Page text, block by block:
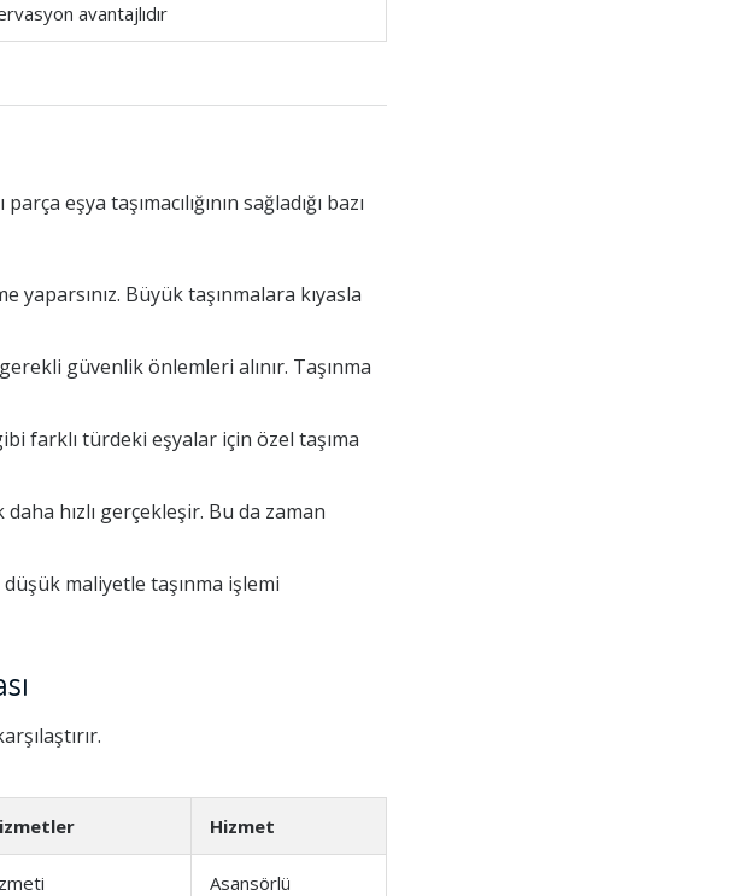
avantajlıdır
eşya taşımacılığının sağladığı bazı
yaparsınız. Büyük taşınmalara kıyasla
güvenlik önlemleri alınır. Taşınma
farklı türdeki eşyalar için özel taşıma
hızlı gerçekleşir. Bu da zaman
düşük maliyetle taşınma işlemi
Hizmet
Asansörlü